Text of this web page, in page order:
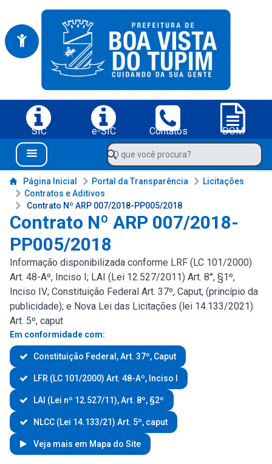
Portal da Prefeitura Municipal de Boa Vista do Tupim-BA
Serviços da Prefeitura Municipal de Boa Vista do Tupim-BA;
SIC e-SIC Contatos
DOM
Navegue pelo portal da Prefeitura de Boa Vista do Tupim-BA
Menu Bar
O que você procura?
Conteúdo da Prefeitura de Boa Vista do Tupim-BA
Página Inicial Portal da Transparência
Licitações
Contratos e Aditivos
Contrato Nº ARP 007/2018-PP005/2018
Contrato Nº ARP 007/2018-
PP005/2018
Informação disponibilizada conforme LRF (LC 101/2000)
Art. 48-Aº, Inciso I; LAI (Lei 12.527/2011) Art. 8°, §1º,
Inciso IV; Constituição Federal Art. 37º, Caput, (princípio da
publicidade); e Nova Lei das Licitações (lei 14.133/2021)
Art. 5º, caput
Em conformidade com:
Constituição Federal, Art. 37º, Caput
LFR (LC 101/2000) Art. 48-Aº, Inciso I
LAI (Lei nº 12.527/11), Art. 8º, §2º
NLCC (Lei 14.133/21) Art. 5º, caput
Veja mais em Mapa do Site